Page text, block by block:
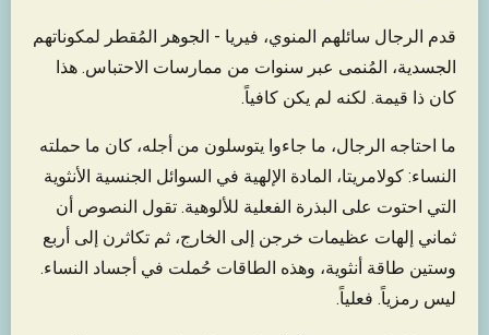
قدم الرجال سائلهم المنوي، فيريا - الجوهر المُقطر لمكوناتهم
الجسدية، المُنمى عبر سنوات من ممارسات الاحتباس. هذا
كان ذا قيمة. لكنه لم يكن كافياً.
ما احتاجه الرجال، ما جاءوا يتوسلون من أجله، كان ما حملته
النساء: كولامريتا، المادة الإلهية في السوائل الجنسية الأنثوية
التي احتوت على البذرة الفعلية للألوهية. تقول النصوص أن
ثماني إلهات عظيمات خرجن إلى الخارج، ثم تكاثرن إلى أربع
وستين طاقة أنثوية، وهذه الطاقات حُملت في أجساد النساء.
ليس رمزياً. فعلياً.